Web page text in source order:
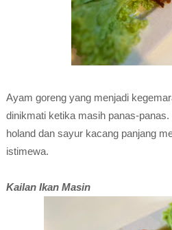
Ayam goreng yang menjadi
dinikmati ketika masih panas-
holand dan sayur kacang panjang
istimewa.
Kailan Ikan Masin